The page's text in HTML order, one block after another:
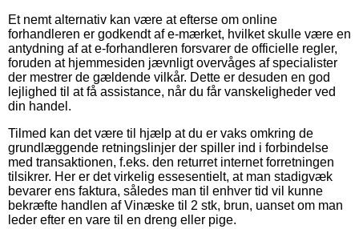
Et nemt alternativ kan være at efterse om online
forhandleren er godkendt af e-mærket, hvilket skulle være en
antydning af at e-forhandleren forsvarer de officielle regler,
foruden at hjemmesiden jævnligt overvåges af specialister
der mestrer de gældende vilkår. Dette er desuden en god
lejlighed til at få assistance, når du får vanskeligheder ved
din handel.
Tilmed kan det være til hjælp at du er vaks omkring de
grundlæggende retningslinjer der spiller ind i forbindelse
med transaktionen, f.eks. den returret internet forretningen
tilsikrer. Her er det virkelig essesentielt, at man stadigvæk
bevarer ens faktura, således man til enhver tid vil kunne
bekræfte handlen af Vinæske til 2 stk, brun, uanset om man
leder efter en vare til en dreng eller pige.